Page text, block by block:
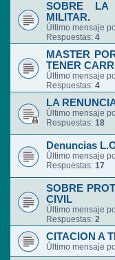
SOBRE LA
MILITAR.
Último mensaje
Respuestas: 4
MASTER
TENER
Último mensaje
Respuestas: 4
LA
Último mensaje
Respuestas: 18
Denuncias
Último mensaje
Respuestas: 17
SOBRE
CIVIL
Último mensaje
Respuestas: 2
CITACION A
Último mensaje